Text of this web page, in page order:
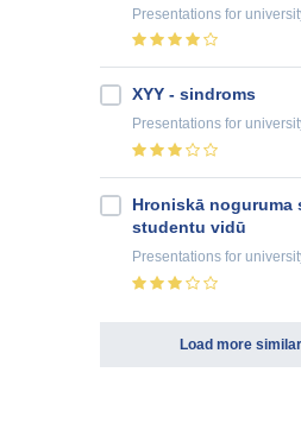
Presentations for
XYY - sindroms
Presentations for
Hroniskā noguruma
studentu vidū
Presentations for
Load more